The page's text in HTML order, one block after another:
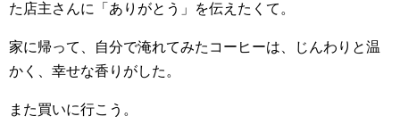
た店主さんに「ありがとう」を伝えたくて。
家に帰って、自分で淹れてみたコーヒーは、じんわりと温
かく、幸せな香りがした。
また買いに行こう。